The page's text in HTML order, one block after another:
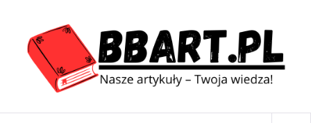
contentBBart.pl